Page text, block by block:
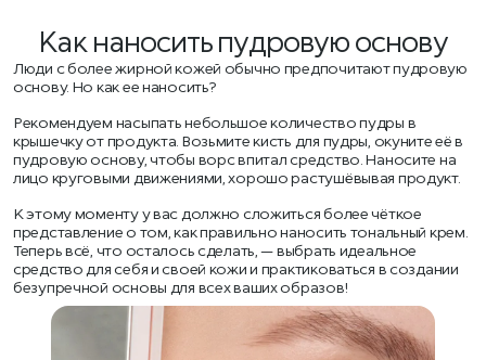
Как наносить пудровую основу
Люди с более жирной кожей обычно предпочитают пудровую
основу. Но как ее наносить?
Рекомендуем насыпать небольшое количество пудры в
крышечку от продукта. Возьмите кисть для пудры, окуните её в
пудровую основу, чтобы ворс впитал средство. Наносите на
лицо круговыми движениями, хорошо растушёвывая продукт.
К этому моменту у вас должно сложиться более чёткое
представление о том, как правильно наносить тональный крем.
Теперь всё, что осталось сделать, — выбрать идеальное
средство для себя и своей кожи и практиковаться в создании
безупречной основы для всех ваших образов!